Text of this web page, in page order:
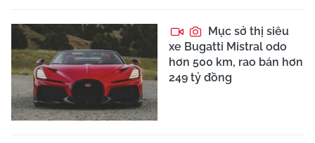
Mục sở thị siêu
xe Bugatti Mistral odo
hơn 500 km, rao bán hơn
249 tỷ đồng